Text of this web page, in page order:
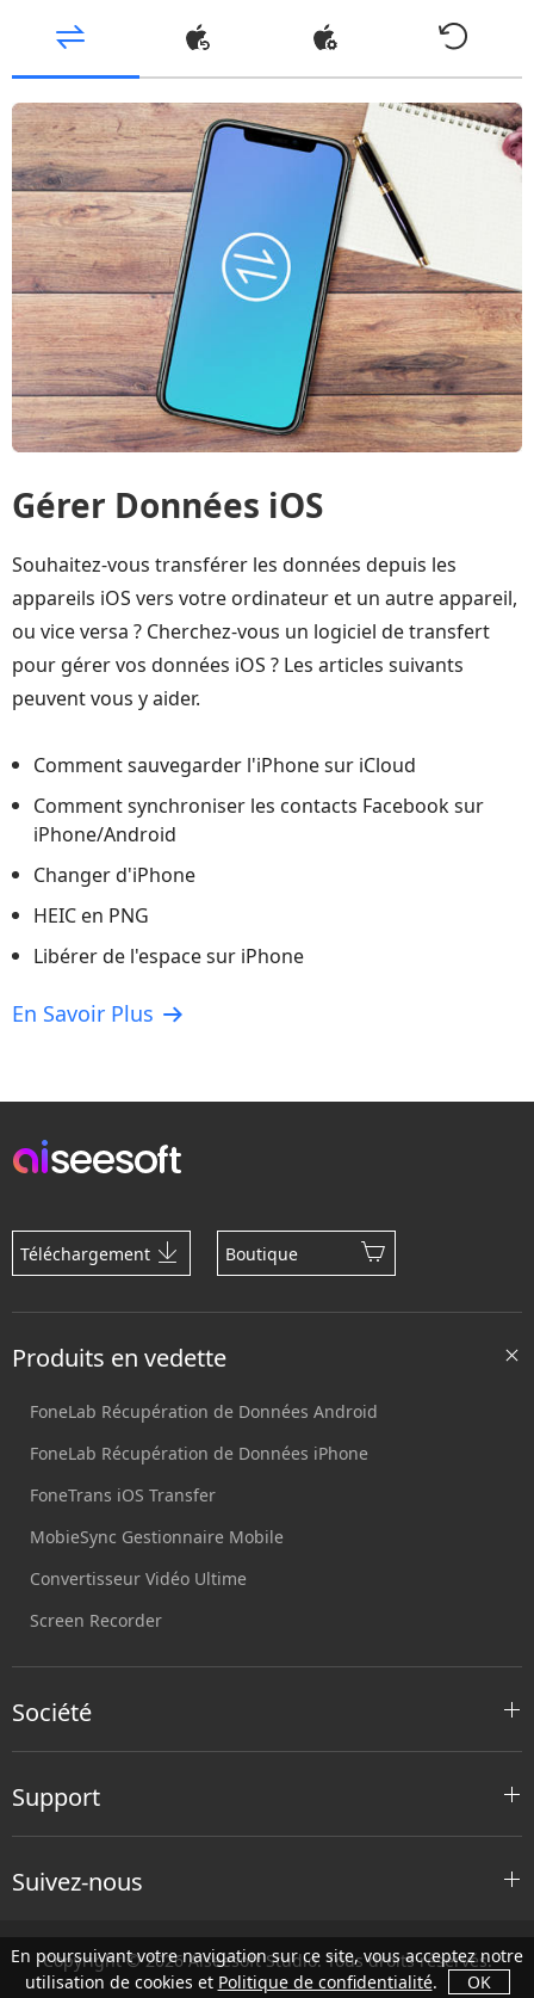
Gérer Données iOS
Souhaitez-vous transférer les données depuis les
appareils iOS vers votre ordinateur et un autre appareil,
ou vice versa ? Cherchez-vous un logiciel de transfert
pour gérer vos données iOS ? Les articles suivants
peuvent vous y aider.
Comment sauvegarder l'iPhone sur iCloud
Comment synchroniser les contacts Facebook sur
iPhone/Android
Changer d'iPhone
HEIC en PNG
Libérer de l'espace sur iPhone
En Savoir Plus
Téléchargement Boutique
Produits en vedette
FoneLab Récupération de Données Android
FoneLab Récupération de Données iPhone
FoneTrans iOS Transfer
MobieSync Gestionnaire Mobile
Convertisseur Vidéo Ultime
Screen Recorder
Société
Support
Suivez-nous
Copyright © 2026 Aiseesoft Studio. Tous droits réservés.
En poursuivant votre navigation sur ce site, vous acceptez notre
utilisation de cookies et Politique de confidentialité. OK